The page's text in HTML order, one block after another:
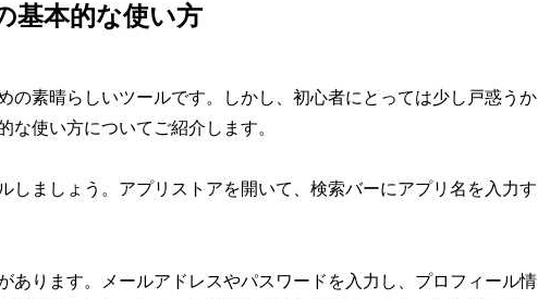
基本的な使い方
の素晴らしいツールです。しかし、初心者にとっては少し戸惑うか
な使い方についてご紹介します。
しましょう。アプリストアを開いて、検索バーにアプリ名を入力す
あります。メールアドレスやパスワードを入力し、プロフィール情